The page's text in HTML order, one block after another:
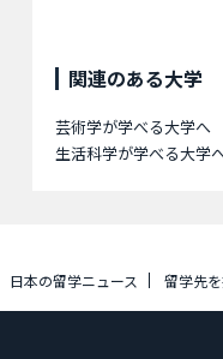
関連のある大学
芸術学が学べる大学へ
生活科学が学べる大学
日本の留学ニュース 留学先